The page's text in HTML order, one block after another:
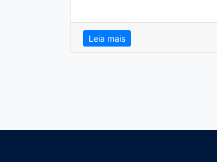
Leia mais